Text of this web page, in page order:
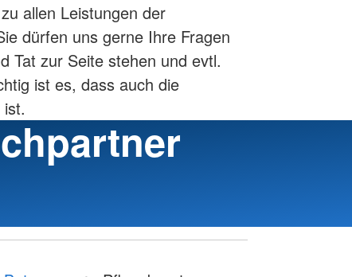
allen Leistungen der
dürfen uns gerne Ihre Fragen
Tat zur Seite stehen und evtl.
ist es, dass auch die